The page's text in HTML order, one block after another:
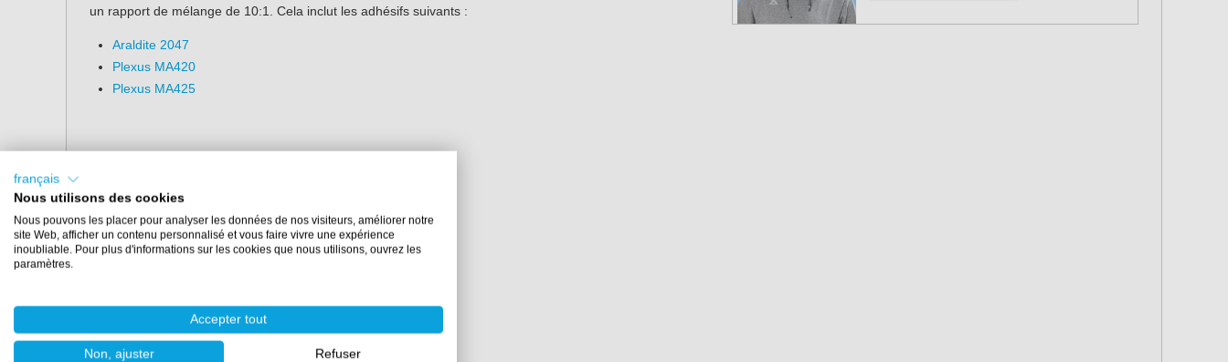
un rapport de mélange de 10:1. Cela inclut les adhésifs suivants :
Araldite 2047
Plexus MA420
Plexus MA425
français
Nous utilisons des cookies
Nous pouvons les placer pour analyser les données de nos visiteurs, améliorer notre
site Web, afficher un contenu personnalisé et vous faire vivre une expérience
inoubliable. Pour plus d'informations sur les cookies que nous utilisons, ouvrez les
paramètres.
Accepter tout
Non, ajuster Refuser